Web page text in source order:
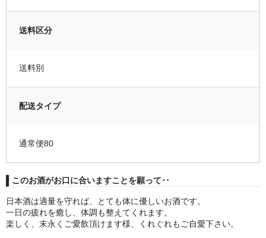
送料区分
送料別
配送タイプ
通常便80
このお酒がお口に合いますことを願って‥
日本酒は適量を守れば、とても体に優しいお酒です。
一日の疲れを癒し、体調も整えてくれます。
楽しく、末永くご愛飲頂けます様、くれぐれもご自愛下さい。